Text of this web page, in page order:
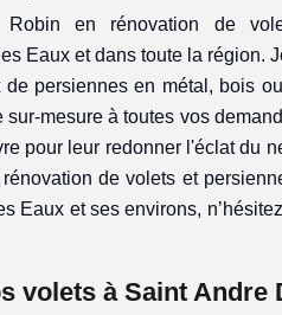
Robin en rénovation de
Eaux et dans toute la région.
persiennes en métal, bois
mesure à toutes vos
pour leur redonner l'éclat du
de volets et
Eaux et ses environs,
volets à Saint Andre